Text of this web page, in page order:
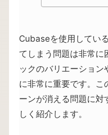
Cubaseを使用してい
てしまう問題は非常に
ックのバリエーショ
に非常に重要です。
ーンが消える問題に対
しく紹介します。